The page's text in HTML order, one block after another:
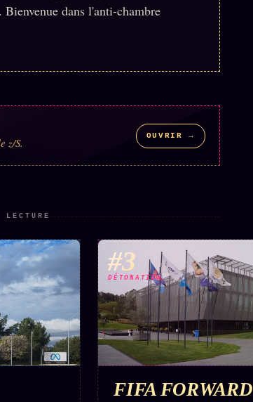
dans l'anti-chambre
z/S. OUVRIR →
#3
DÉTONATION
FIFA FORWARD